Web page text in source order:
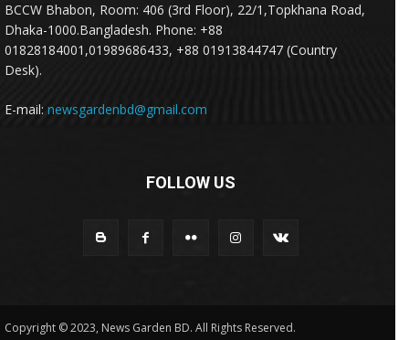
BCCW Bhabon, Room: 406 (3rd Floor), 22/1,Topkhana Road,
Dhaka-1000.Bangladesh. Phone: +88
01828184001,01989686433, +88 01913844747 (Country
Desk).
E-mail: newsgardenbd@gmail.com
FOLLOW US
Copyright © 2023, News Garden BD. All Rights Reserved.